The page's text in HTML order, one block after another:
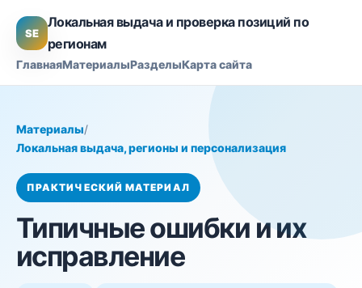
SE
Локальная выдача и проверка позиций по
регионам
ГлавнаяМатериалыРазделыКарта сайта
Материалы/
Локальная выдача, регионы и персонализация
ПРАКТИЧЕСКИЙ МАТЕРИАЛ
Типичные ошибки и их
исправление